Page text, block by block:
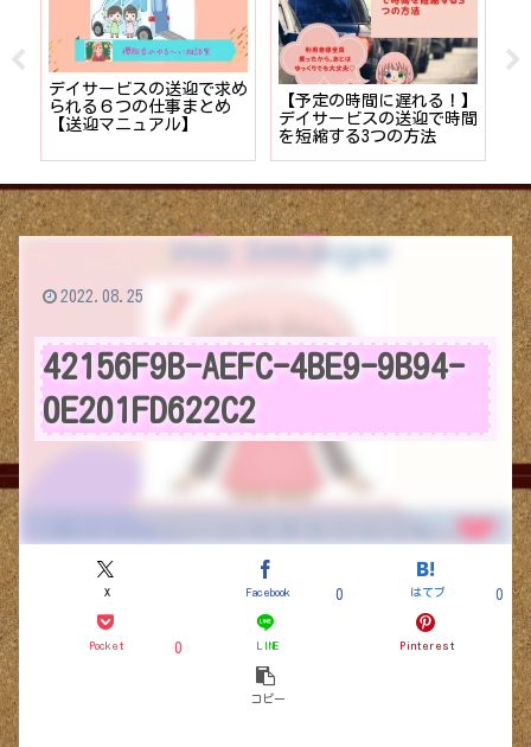
デイサービスの送迎で求め
られる６つの仕事まとめ
【送迎マニュアル】
【予定の時間に遅れる！】
デイサービスの送迎で時間
を短縮する3つの方法
42156F9B-AEFC-4BE9-9B94-
0E201FD622C2
X Facebook 0 はてブ 0
Pocket 0 LINE Pinterest
コピー
2022.08.25